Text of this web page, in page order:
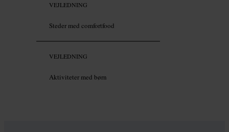
VEJLEDNING
Steder med comfortfood
VEJLEDNING
Aktiviteter med børn